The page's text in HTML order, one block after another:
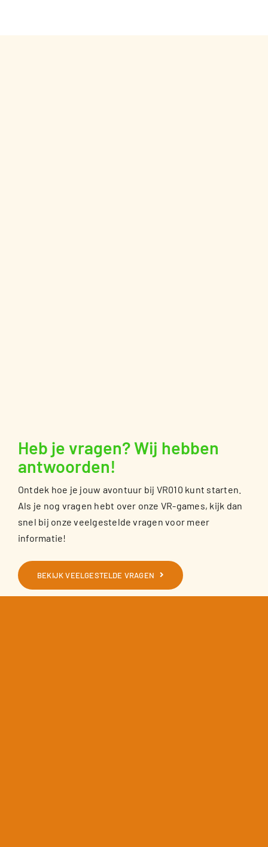
Heb je vragen? Wij hebben
antwoorden!
Ontdek hoe je jouw avontuur bij VR010 kunt starten.
Als je nog vragen hebt over onze VR-games, kijk dan
snel bij onze veelgestelde vragen voor meer
informatie!
BEKIJK VEELGESTELDE VRAGEN